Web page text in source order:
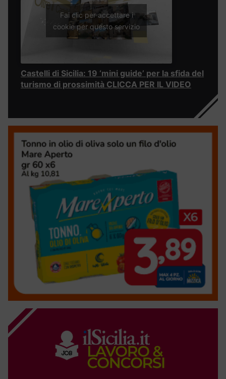
Fai clic per accettare i
cookie per questo servizio
Castelli di Sicilia: 19 ‘mini guide’ per la sfida del
turismo di prossimità CLICCA PER IL VIDEO